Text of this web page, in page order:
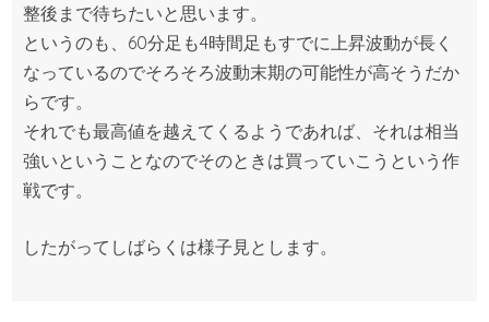
整後まで待ちたいと思います。
というのも、60分足も4時間足もすでに上昇波動が長く
なっているのでそろそろ波動末期の可能性が高そうだか
らです。
それでも最高値を越えてくるようであれば、それは相当
強いということなのでそのときは買っていこうという作
戦です。
したがってしばらくは様子見とします。